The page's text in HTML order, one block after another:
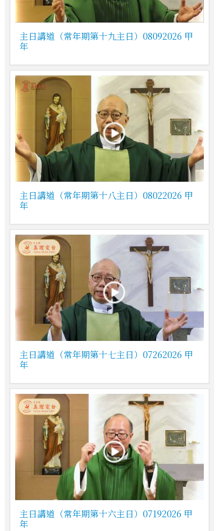
主日講道（常年期第十九主日）08092026 甲
年
主日講道（常年期第十八主日）08022026 甲
年
主日講道（常年期第十七主日）07262026 甲
年
主日講道（常年期第十六主日）07192026 甲
年